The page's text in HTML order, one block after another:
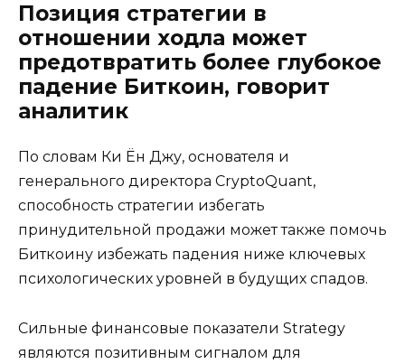
Позиция стратегии в
отношении ходла может
предотвратить более глубокое
падение Биткоин, говорит
аналитик
По словам Ки Ён Джу, основателя и
генерального директора CryptoQuant,
способность стратегии избегать
принудительной продажи может также помочь
Биткоину избежать падения ниже ключевых
психологических уровней в будущих спадов.
Сильные финансовые показатели Strategy
являются позитивным сигналом для